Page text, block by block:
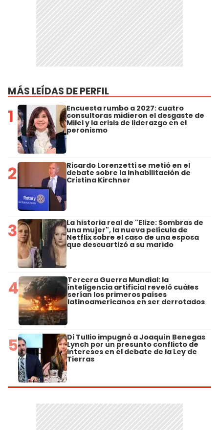
MÁS LEÍDAS DE PERFIL
1 Encuesta rumbo a 2027: cuatro
consultoras midieron el desgaste de
Milei y la crisis de liderazgo en el
peronismo
2 Ricardo Lorenzetti se metió en el
debate sobre la inhabilitación de
Cristina Kirchner
3 La historia real de "Elize: Sombras de
una mujer", la nueva película de
Netflix sobre el caso de una esposa
que descuartizó a su marido
4 Tercera Guerra Mundial: la
inteligencia artificial reveló cuáles
serían los primeros países
latinoamericanos en ser derrotados
5 Di Tullio impugnó a Joaquín Benegas
Lynch por un presunto conflicto de
intereses en el debate de la Ley de
Tierras